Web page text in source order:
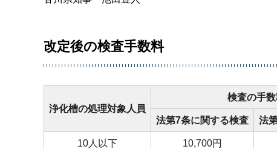
改定後の検査手数料
浄化槽の処理対象人員
検査の手
法第7条に関する検査 法
10人以下 10,700円